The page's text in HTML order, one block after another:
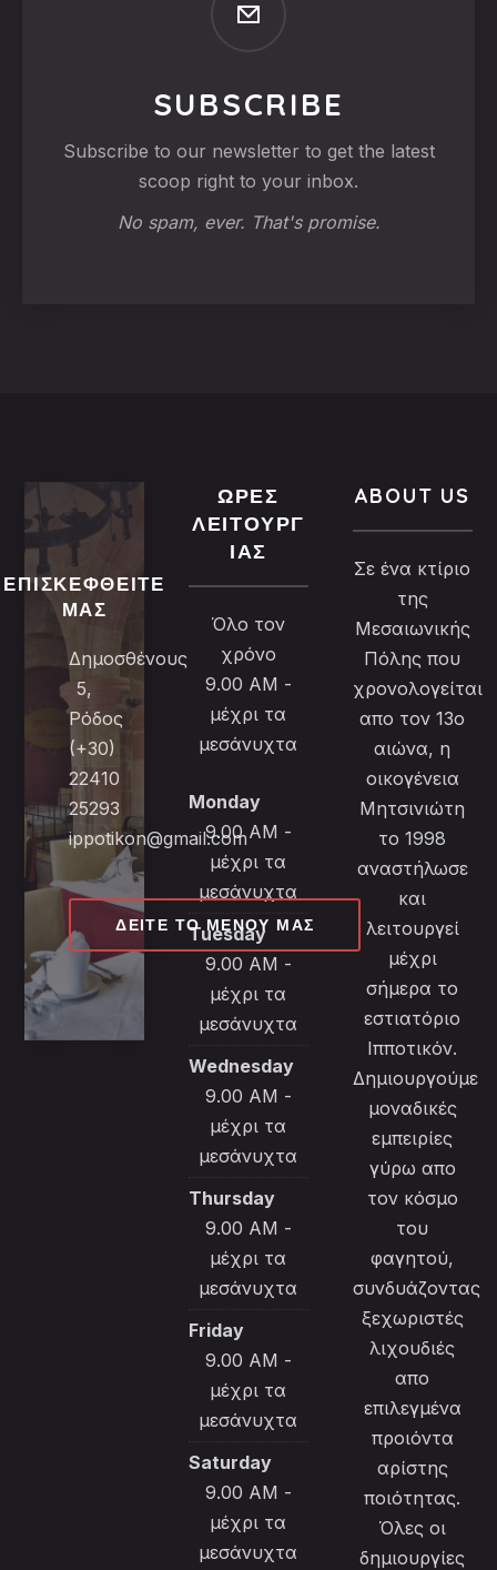
SUBSCRIBE
Subscribe to our newsletter to get the latest
scoop right to your inbox.
No spam, ever. That's promise.
ΕΠΙΣΚΕΦΘΕΊΤΕ
ΜΑΣ
Δημοσθένους
5,
Ρόδος
(+30)
22410
25293
ippotikon@gmail.com
ΔΕΊΤΕ ΤΟ ΜΕΝΟΎ ΜΑΣ
ΏΡΕΣ
ΛΕΙΤΟΥΡΓ
ΊΑΣ
Όλο τον
χρόνο
9.00 AM -
μέχρι τα
μεσάνυχτα
Monday
9.00 AM -
μέχρι τα
μεσάνυχτα
Tuesday
9.00 AM -
μέχρι τα
μεσάνυχτα
Wednesday
9.00 AM -
μέχρι τα
μεσάνυχτα
Thursday
9.00 AM -
μέχρι τα
μεσάνυχτα
Friday
9.00 AM -
μέχρι τα
μεσάνυχτα
Saturday
9.00 AM -
μέχρι τα
μεσάνυχτα
ABOUT US
Σε ένα κτίριο
της
Μεσαιωνικής
Πόλης που
χρονολογείται
απο τον 13ο
αιώνα, η
οικογένεια
Μητσινιώτη
το 1998
αναστήλωσε
και
λειτουργεί
μέχρι
σήμερα το
εστιατόριο
Ιπποτικόν.
Δημιουργούμε
μοναδικές
εμπειρίες
γύρω απο
τον κόσμο
του
φαγητού,
συνδυάζοντας
ξεχωριστές
λιχουδιές
απο
επιλεγμένα
προιόντα
αρίστης
ποιότητας.
Όλες οι
δημιουργίες